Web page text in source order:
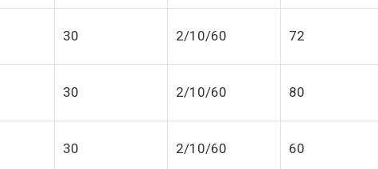
30 2/10/60 72
30 2/10/60 80
30 2/10/60 60